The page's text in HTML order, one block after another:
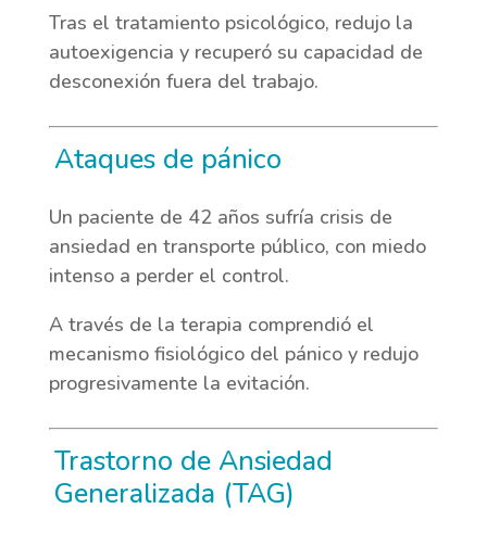
Tras el tratamiento psicológico, redujo la
autoexigencia y recuperó su capacidad de
desconexión fuera del trabajo.
Ataques de pánico
Un paciente de 42 años sufría crisis de
ansiedad en transporte público, con miedo
intenso a perder el control.
A través de la terapia comprendió el
mecanismo fisiológico del pánico y redujo
progresivamente la evitación.
Trastorno de Ansiedad
Generalizada (TAG)